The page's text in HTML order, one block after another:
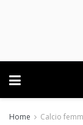
Home Calcio